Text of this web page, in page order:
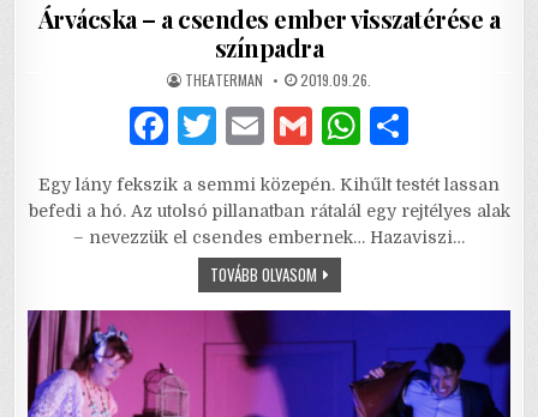
Árvácska – a csendes ember visszatérése a
színpadra
AUTHOR:
THEATERMAN PUBLISHED
DATE:
2019.09.26.
F
c
e
o
k
T
it
te
r
E
ai
l
G
ai
l
W
at
s
p
p
ar
e
Egy lány fekszik a semmi közepén. Kihűlt testét lassan
befedi a hó. Az utolsó pillanatban rátalál egy rejtélyes alak
– nevezzük el csendes embernek… Hazaviszi…
TOVÁBB OLVASOMÁRVÁCSKA
–
EMBER
VISSZATÉRÉSE
SZÍNPADRA